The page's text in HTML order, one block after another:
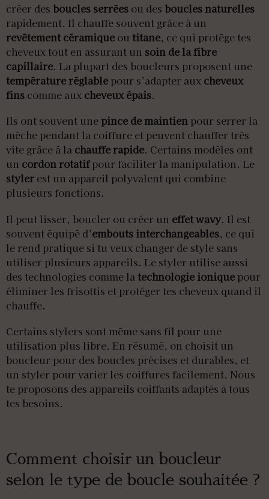
créer des boucles serrées ou des boucles naturelles
rapidement. Il chauffe souvent grâce à un
revêtement céramique ou titane, ce qui protège tes
cheveux tout en assurant un soin de la fibre
capillaire. La plupart des boucleurs proposent une
température réglable pour s’adapter aux cheveux
fins comme aux cheveux épais.
Ils ont souvent une pince de maintien pour serrer la
mèche pendant la coiffure et peuvent chauffer très
vite grâce à la chauffe rapide. Certains modèles ont
un cordon rotatifpour faciliter la manipulation. Le
styler est un appareil polyvalent qui combine
plusieurs fonctions.
Il peut lisser, boucler ou créer un effet wavy. Il est
souvent équipé d’embouts interchangeables, ce qui
le rend pratique si tu veux changer de style sans
utiliser plusieurs appareils. Le styler utilise aussi
des technologies comme la technologie ionique pour
éliminer les frisottis et protéger tes cheveux quand il
chauffe.
Certains stylers sont même sans fil pour une
utilisation plus libre. En résumé, on choisit un
boucleur pour des boucles précises et durables, et
un styler pour varier les coiffures facilement. Nous
te proposons des appareils coiffants adaptés à tous
tes besoins.
Comment choisir un boucleur
selon le type de boucle souhaitée ?